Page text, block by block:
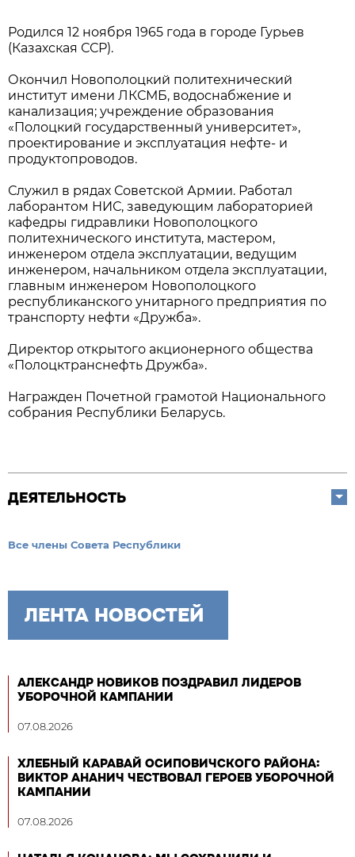
Родился 12 ноября 1965 года в городе Гурьев
(Казахская ССР).
Окончил Новополоцкий политехнический
институт имени ЛКСМБ, водоснабжение и
канализация; учреждение образования
«Полоцкий государственный университет»,
проектирование и эксплуатация нефте- и
продуктопроводов.
Служил в рядах Советской Армии. Работал
лаборантом НИС, заведующим лабораторией
кафедры гидравлики Новополоцкого
политехнического института, мастером,
инженером отдела эксплуатации, ведущим
инженером, начальником отдела эксплуатации,
главным инженером Новополоцкого
республиканского унитарного предприятия по
транспорту нефти «Дружба».
Директор открытого акционерного общества
«Полоцктранснефть Дружба».
Награжден Почетной грамотой Национального
собрания Республики Беларусь.
ДЕЯТЕЛЬНОСТЬ
Все члены Совета Республики
ЛЕНТА НОВОСТЕЙ
АЛЕКСАНДР НОВИКОВ ПОЗДРАВИЛ ЛИДЕРОВ
УБОРОЧНОЙ КАМПАНИИ
07.08.2026
ХЛЕБНЫЙ КАРАВАЙ ОСИПОВИЧСКОГО РАЙОНА:
ВИКТОР АНАНИЧ ЧЕСТВОВАЛ ГЕРОЕВ УБОРОЧНОЙ
КАМПАНИИ
07.08.2026